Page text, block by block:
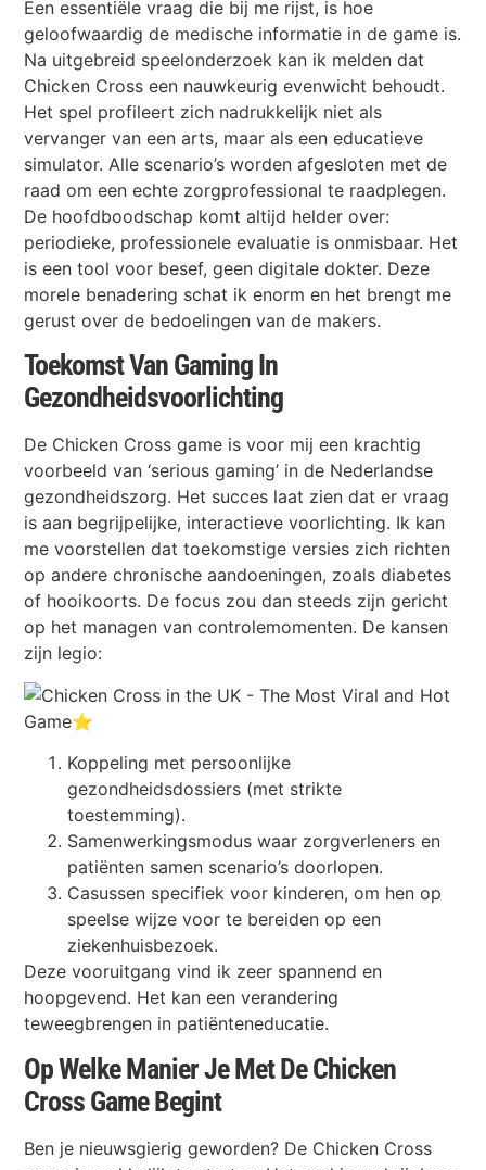
Een essentiële vraag die bij me rijst, is hoe
geloofwaardig de medische informatie in de game is.
Na uitgebreid speelonderzoek kan ik melden dat
Chicken Cross een nauwkeurig evenwicht behoudt.
Het spel profileert zich nadrukkelijk niet als
vervanger van een arts, maar als een educatieve
simulator. Alle scenario’s worden afgesloten met de
raad om een echte zorgprofessional te raadplegen.
De hoofdboodschap komt altijd helder over:
periodieke, professionele evaluatie is onmisbaar. Het
is een tool voor besef, geen digitale dokter. Deze
morele benadering schat ik enorm en het brengt me
gerust over de bedoelingen van de makers.
Toekomst Van Gaming In
Gezondheidsvoorlichting
De Chicken Cross game is voor mij een krachtig
voorbeeld van ‘serious gaming’ in de Nederlandse
gezondheidszorg. Het succes laat zien dat er vraag
is aan begrijpelijke, interactieve voorlichting. Ik kan
me voorstellen dat toekomstige versies zich richten
op andere chronische aandoeningen, zoals diabetes
of hooikoorts. De focus zou dan steeds zijn gericht
op het managen van controlemomenten. De kansen
zijn legio:
Koppeling met persoonlijke
gezondheidsdossiers (met strikte
toestemming).
Samenwerkingsmodus waar zorgverleners en
patiënten samen scenario’s doorlopen.
Casussen specifiek voor kinderen, om hen op
speelse wijze voor te bereiden op een
ziekenhuisbezoek.
Deze vooruitgang vind ik zeer spannend en
hoopgevend. Het kan een verandering
teweegbrengen in patiënteneducatie.
Op Welke Manier Je Met De Chicken
Cross Game Begint
Ben je nieuwsgierig geworden? De Chicken Cross